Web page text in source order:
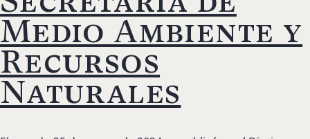
Medio Ambiente y
Recursos
Naturales